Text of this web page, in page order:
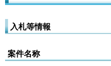
入札等情報
案件名称